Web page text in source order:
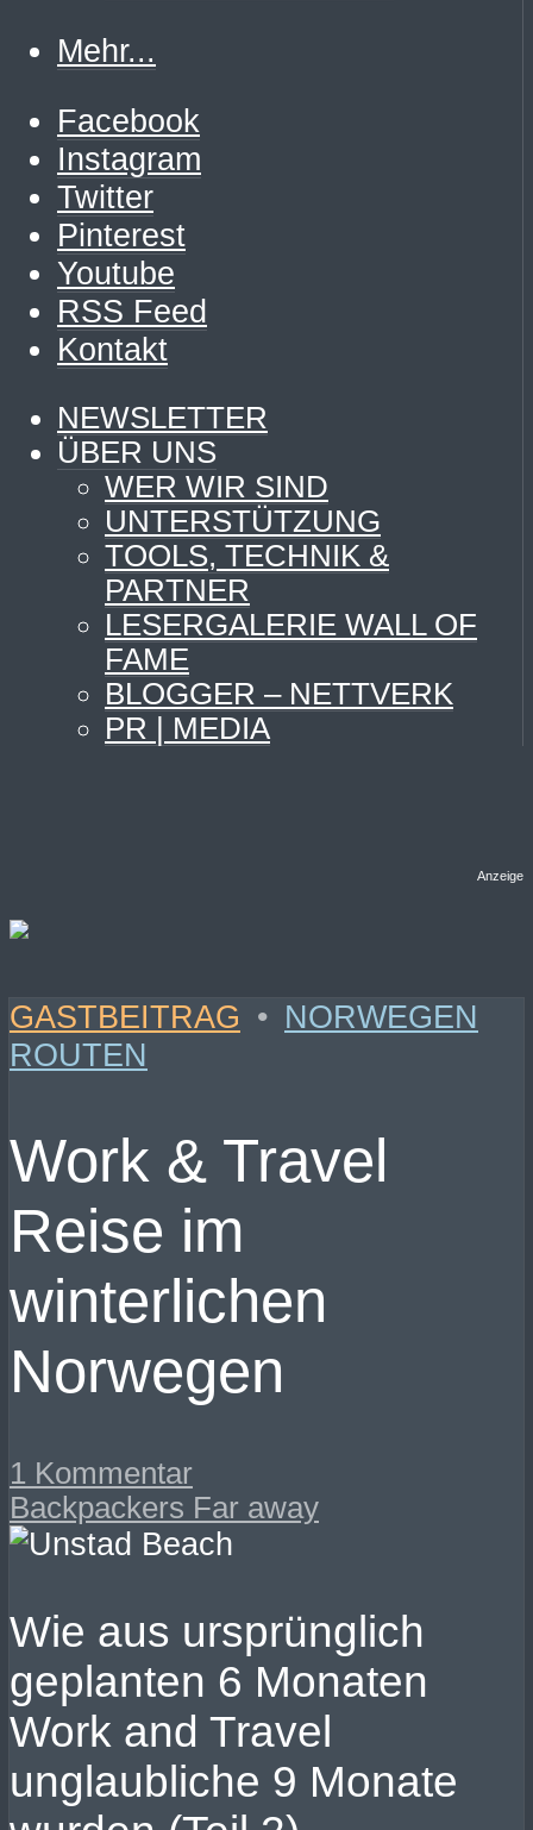
Mehr...
Facebook
Instagram
Twitter
Pinterest
Youtube
RSS Feed
Kontakt
NEWSLETTER
ÜBER UNS
WER WIR SIND
UNTERSTÜTZUNG
TOOLS, TECHNIK &
PARTNER
LESERGALERIE WALL OF
FAME
BLOGGER – NETTVERK
PR | MEDIA
Anzeige
GASTBEITRAG • NORWEGEN
ROUTEN
Work & Travel
Reise im
winterlichen
Norwegen
1 Kommentar
Backpackers Far away
Wie aus ursprünglich
geplanten 6 Monaten
Work and Travel
unglaubliche 9 Monate